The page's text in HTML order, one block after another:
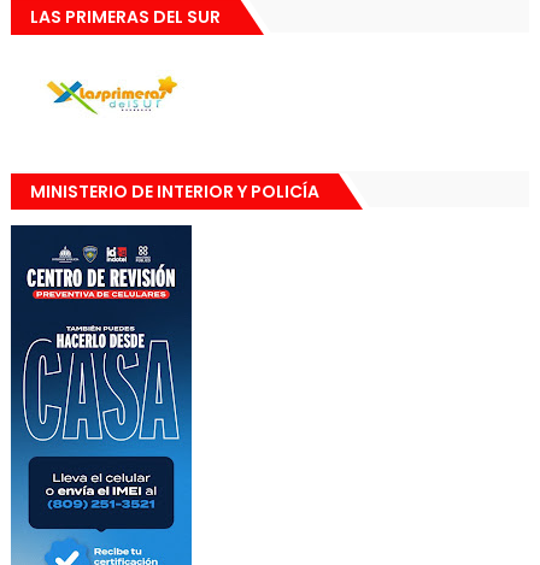
LAS PRIMERAS DEL SUR
MINISTERIO DE INTERIOR Y POLICÍA